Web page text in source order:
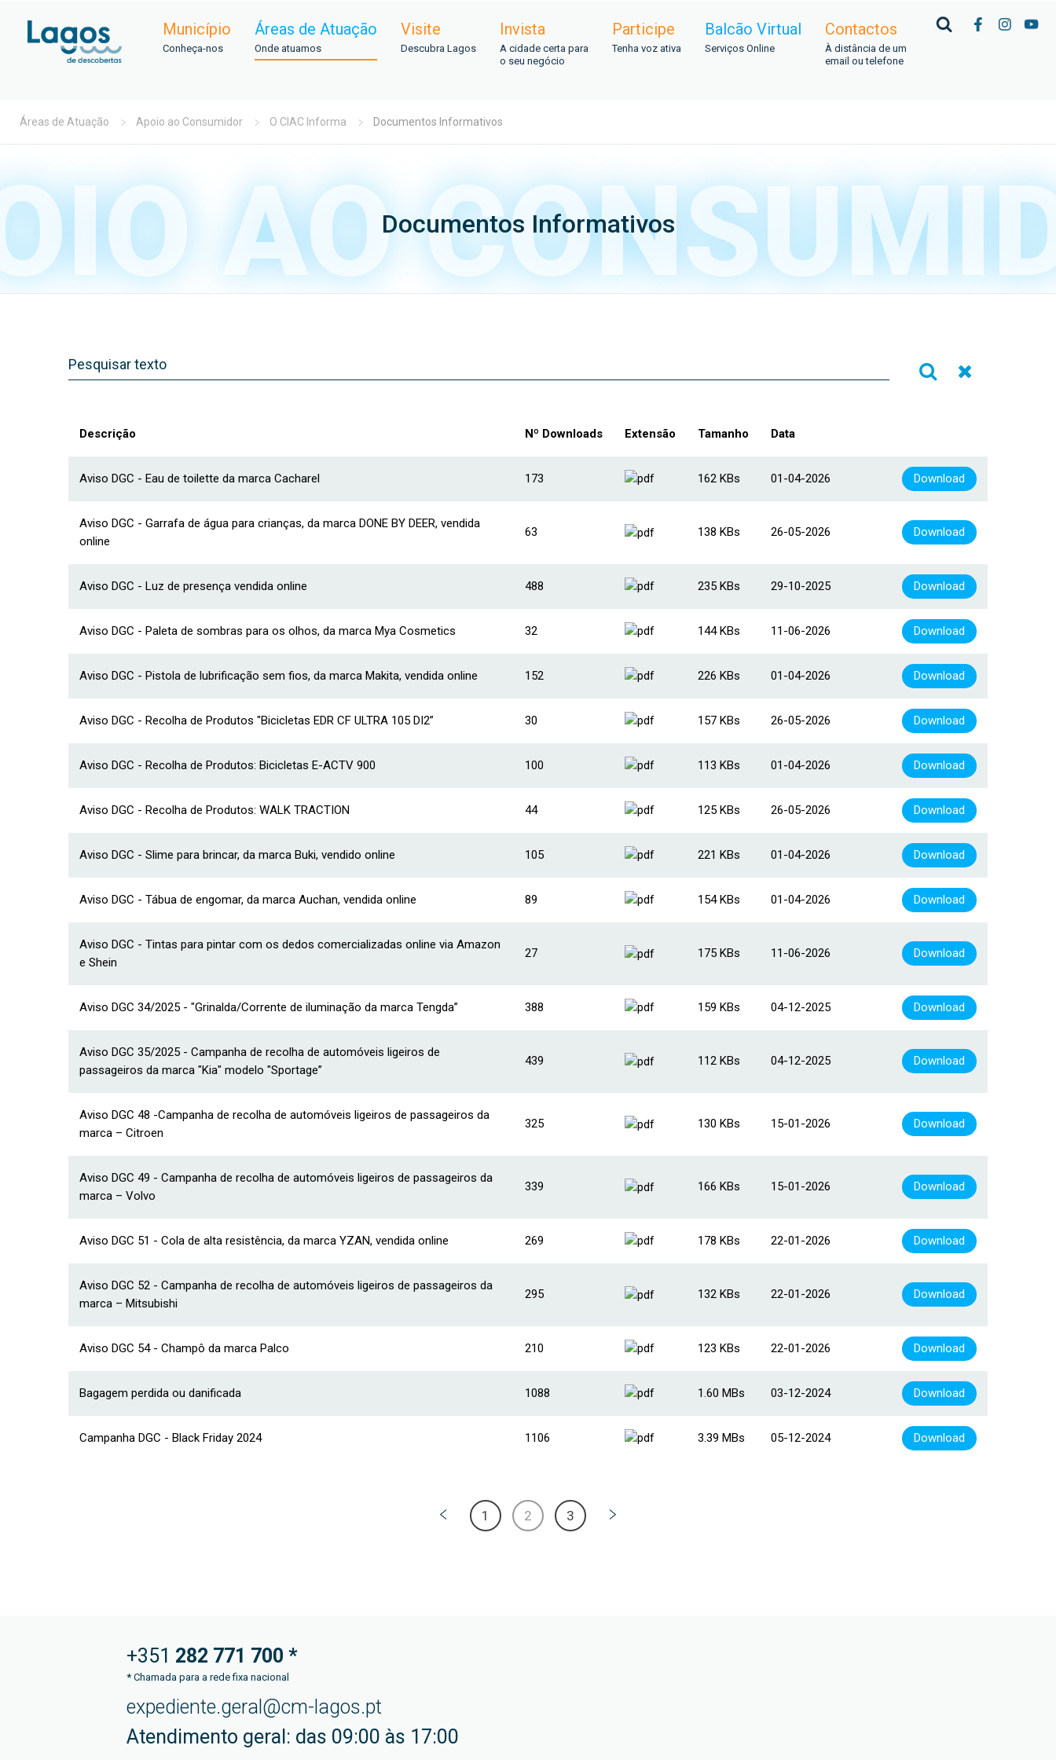
Município
Conheça-nos
Áreas de Atuação
Onde atuamos
Visite
Descubra Lagos
Invista
A cidade certa para
o seu negócio
Participe
Tenha voz ativa
Balcão Virtual
Serviços Online
Contactos
À distância de um
email ou telefone
Áreas de Atuação Apoio ao Consumidor O CIAC Informa Documentos Informativos
Documentos Informativos
Ir Repor
Descrição Nº Downloads Extensão Tamanho Data
Aviso DGC - Eau de toilette da marca Cacharel 173 162 KBs 01-04-2026 Download
Aviso DGC - Garrafa de água para crianças, da marca DONE BY DEER, vendida
online
63 138 KBs 26-05-2026 Download
Aviso DGC - Luz de presença vendida online 488 235 KBs 29-10-2025 Download
Aviso DGC - Paleta de sombras para os olhos, da marca Mya Cosmetics 32 144 KBs 11-06-2026 Download
Aviso DGC - Pistola de lubrificação sem fios, da marca Makita, vendida online 152 226 KBs 01-04-2026 Download
Aviso DGC - Recolha de Produtos "Bicicletas EDR CF ULTRA 105 DI2” 30 157 KBs 26-05-2026 Download
Aviso DGC - Recolha de Produtos: Bicicletas E-ACTV 900 100 113 KBs 01-04-2026 Download
Aviso DGC - Recolha de Produtos: WALK TRACTION 44 125 KBs 26-05-2026 Download
Aviso DGC - Slime para brincar, da marca Buki, vendido online 105 221 KBs 01-04-2026 Download
Aviso DGC - Tábua de engomar, da marca Auchan, vendida online 89 154 KBs 01-04-2026 Download
Aviso DGC - Tintas para pintar com os dedos comercializadas online via Amazon
e Shein
27 175 KBs 11-06-2026 Download
Aviso DGC 34/2025 - "Grinalda/Corrente de iluminação da marca Tengda” 388 159 KBs 04-12-2025 Download
Aviso DGC 35/2025 - Campanha de recolha de automóveis ligeiros de
passageiros da marca "Kia" modelo "Sportage”
439 112 KBs 04-12-2025 Download
Aviso DGC 48 -Campanha de recolha de automóveis ligeiros de passageiros da
marca – Citroen
325 130 KBs 15-01-2026 Download
Aviso DGC 49 - Campanha de recolha de automóveis ligeiros de passageiros da
marca – Volvo
339 166 KBs 15-01-2026 Download
Aviso DGC 51 - Cola de alta resistência, da marca YZAN, vendida online 269 178 KBs 22-01-2026 Download
Aviso DGC 52 - Campanha de recolha de automóveis ligeiros de passageiros da
marca – Mitsubishi
295 132 KBs 22-01-2026 Download
Aviso DGC 54 - Champô da marca Palco 210 123 KBs 22-01-2026 Download
Bagagem perdida ou danificada 1088 1.60 MBs 03-12-2024 Download
Campanha DGC - Black Friday 2024 1106 3.39 MBs 05-12-2024 Download
1 2 3
+351 282 771 700 *
*Chamada para a rede fixa nacional
expediente.geral@cm-lagos.pt
Atendimento geral: das 09:00 às 17:00